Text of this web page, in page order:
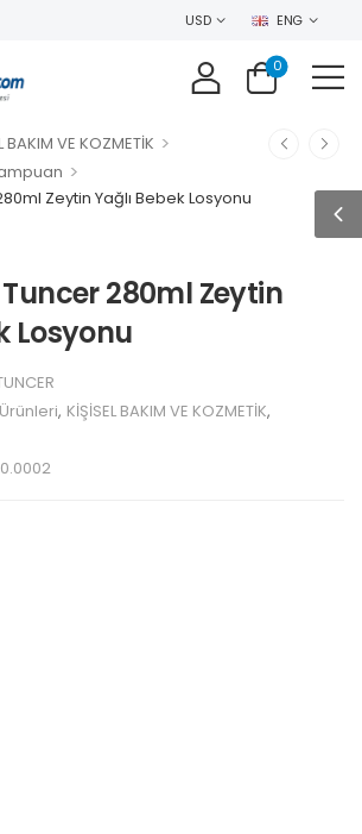
USD ENG
0
BAKIM VE KOZMETİK >
>
Zeytin Yağlı Bebek Losyonu
280ml Zeytin
Losyonu
, KİŞİSEL BAKIM VE KOZMETİK,